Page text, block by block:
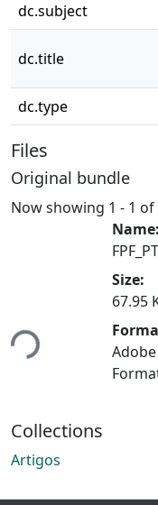
dc.subject
dc.title
dc.type
Files
Original bundle
Now showing 1 - 1 of
Name:
Size:
67.95
Collections
Artigos